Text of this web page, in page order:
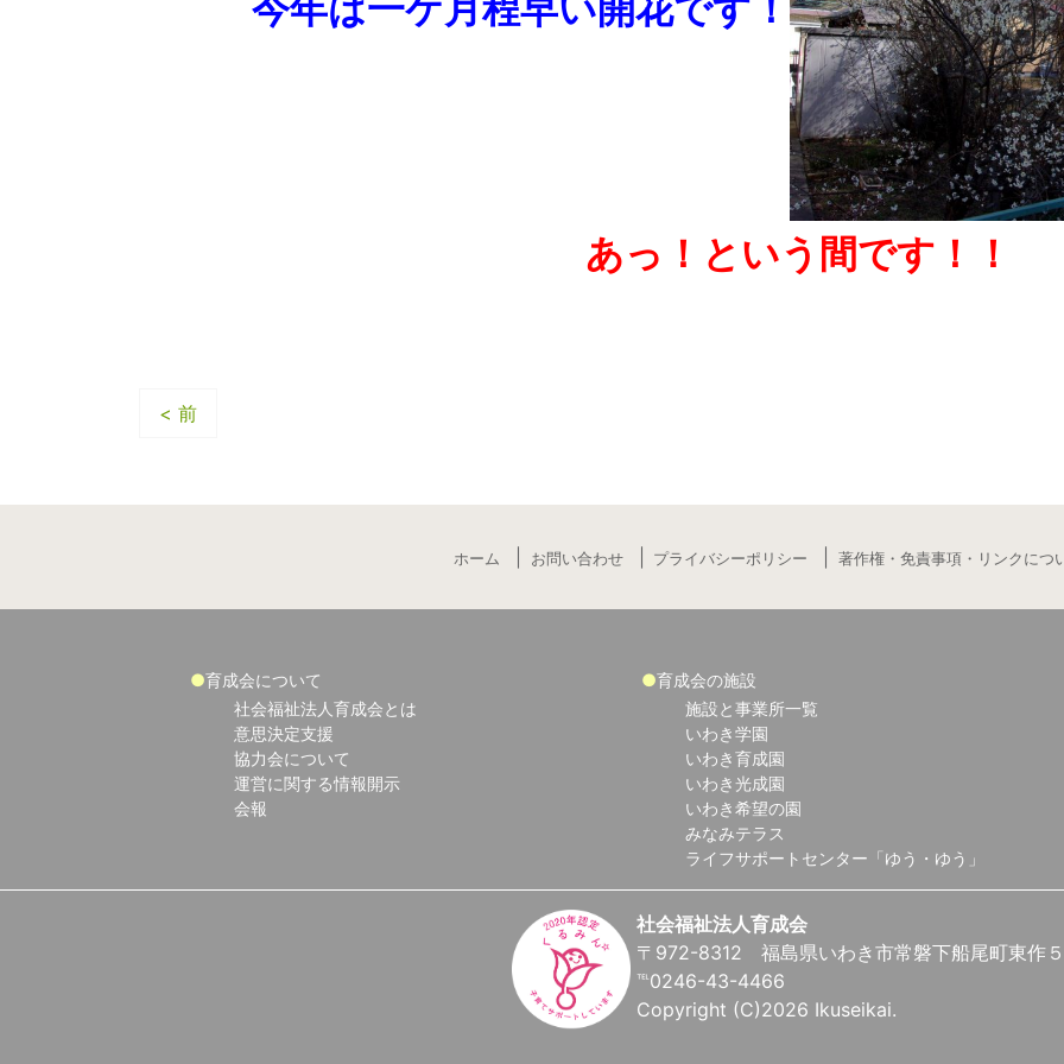
あっ！という間です！！
< 前
ホーム お問い合わせ プライバシーポリシー 著作権・免責事項・リンクにつ
育成会について
社会福祉法人育成会とは
意思決定支援
協力会について
運営に関する情報開示
会報
育成会の施設
施設と事業所一覧
いわき学園
いわき育成園
いわき光成園
いわき希望の園
みなみテラス
ライフサポートセンター「ゆう・ゆう」
社会福祉法人育成会
〒972-8312 福島県いわき市常磐下船尾町東作
℡0246-43-4466
Copyright (C)2026 Ikuseikai.